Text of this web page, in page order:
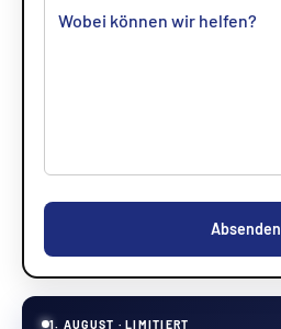
Absenden
1. AUGUST · LIMITIERT